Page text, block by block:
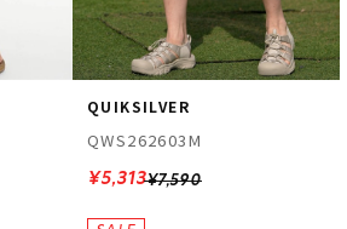
QUIKSILVER
QWS262603M
¥7,590
¥5,313